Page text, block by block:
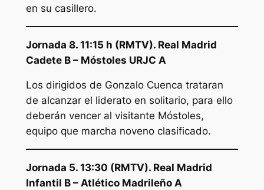
en su casillero.
Jornada 8. 11:15 h (RMTV). Real Madrid
Cadete B – Móstoles URJC A
Los dirigidos de Gonzalo Cuenca trataran
de alcanzar el liderato en solitario, para ello
deberán vencer al visitante Móstoles,
equipo que marcha noveno clasificado.
Jornada 5. 13:30 (RMTV). Real Madrid
Infantil B – Atlético Madrileño A